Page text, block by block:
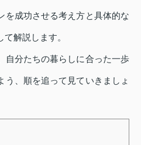
を成功させる考え方と具体的な
解説します。
自分たちの暮らしに合った一歩
う、順を追って見ていきましょ